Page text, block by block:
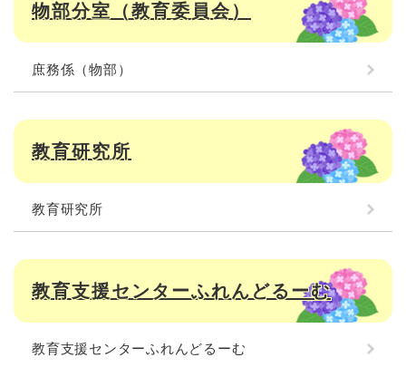
物部分室（教育委員会）
庶務係（物部）
教育研究所
教育研究所
教育支援センターふれんどるーむ
教育支援センターふれんどるーむ